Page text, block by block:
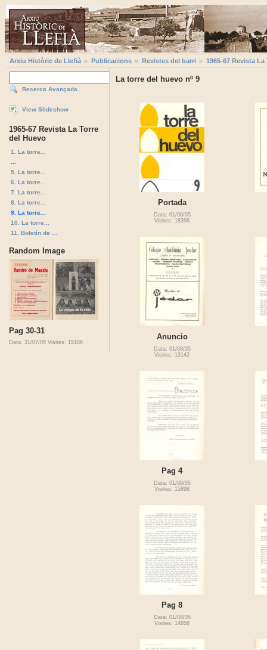
Arxiu Històric de Llefià Publicacions Revistes del barri 1965-67 Revista
Recerca Avançada
View Slideshow
1965-67 Revista La Torre
del Huevo
1. La torre...
5. La torre...
6. La torre...
7. La torre...
8. La torre...
9. La torre...
10. La torre...
11. Boletín de ...
Random Image
Pag 30-31
Data: 31/07/05 Visites: 15186
La torre del huevo nº 9
Portada
Data: 01/08/05
Visites: 18396
Anuncio
Data: 01/08/05
Visites: 13142
Pag 4
Data: 01/08/05
Visites: 15898
Pag 8
Data: 01/08/05
Visites: 14858